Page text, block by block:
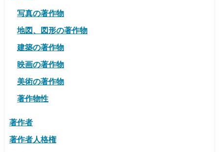
写真の著作物
地図、図形の著作物
建築の著作物
映画の著作物
美術の著作物
著作物性
著作者
著作者人格権